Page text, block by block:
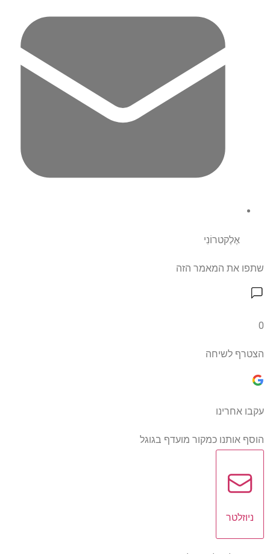
אֶלֶקטרוֹנִי
שתפו את המאמר הזה
0
הצטרף לשיחה
עקבו אחרינו
הוסף אותנו כמקור מועדף בגוגל
ניוזלטר